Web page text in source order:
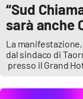
SPECIALI
Buona
“Sud
sarà anche
La
dal sindaco di
presso il Grand